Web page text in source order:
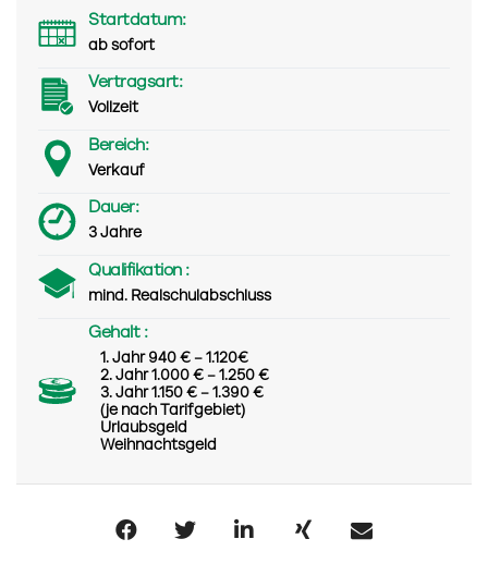
Startdatum:
ab sofort
Vertragsart:
Vollzeit
Bereich:
Verkauf
Dauer:
3 Jahre
Qualifikation :
mind. Realschulabschluss
Gehalt :
1. Jahr 940 € – 1.120€
2. Jahr 1.000 € – 1.250 €
3. Jahr 1.150 € – 1.390 €
(je nach Tarifgebiet)
Urlaubsgeld
Weihnachtsgeld